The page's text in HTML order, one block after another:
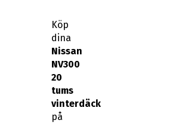
Köp
dina
Nissan
NV300
20
tums
vinterdäck
på